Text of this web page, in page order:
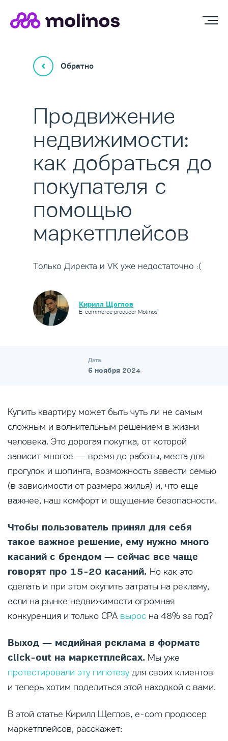
Обратно
Продвижение
недвижимости:
как добраться до
покупателя с
помощью
маркетплейсов
Только Директа и VK уже недостаточно :(
Кирилл Щеглов
E-commerce producer Molinos
Дата
6 ноября 2024
Купить квартиру может быть чуть ли не самым
сложным и волнительным решением в жизни
человека. Это дорогая покупка, от которой
зависит многое — время до работы, места для
прогулок и шопинга, возможность завести семью
(в зависимости от размера жилья) и, что еще
важнее, наш комфорт и ощущение безопасности.
Чтобы пользователь принял для себя
такое важное решение, ему нужно много
касаний с брендом — сейчас все чаще
говорят про 15-20 касаний. Но как это
сделать и при этом окупить затраты на рекламу,
если на рынке недвижимости огромная
конкуренция и только CPA вырос на 48% за год?
Выход — медийная реклама в формате
click-out на маркетплейсах. Мы уже
протестировали эту гипотезу для своих клиентов
и теперь хотим поделиться этой находкой с вами.
В этой статье Кирилл Щеглов, e-com продюсер
маркетплейсов, расскажет: